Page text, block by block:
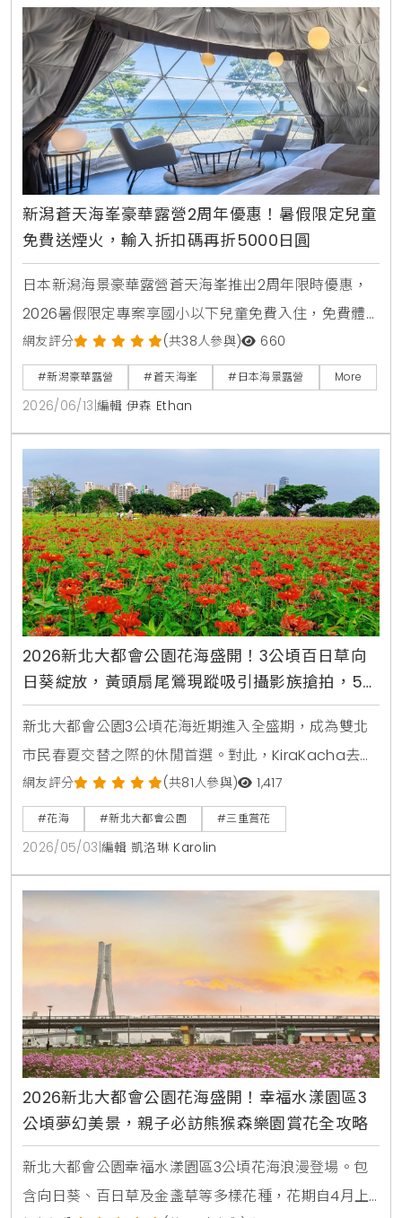
新潟蒼天海峯豪華露營2周年優惠！暑假限定兒童
免費送煙火，輸入折扣碼再折5000日圓
日本新潟海景豪華露營蒼天海峯推出2周年限時優惠，
2026暑假限定專案享國小以下兒童免費入住，免費體
驗日本煙火與撈水球，享受私人海景三溫暖與新潟在地
頂級烤肉。
網友評分 (共38人參與) 660
#新潟豪華露營 #蒼天海峯 #日本海景露營 More
2026/06/13 編輯 伊森 Ethan
2026新北大都會公園花海盛開！3公頃百日草向
日葵綻放，黃頭扇尾鶯現蹤吸引攝影族搶拍，5月
賞花交通攻略
新北大都會公園3公頃花海近期進入全盛期，成為雙北
市民春夏交替之際的休閒首選。對此，KiraKacha去
啦！創辦人梁翔渝表示，這片花海不只是視覺景觀的營
造，更透過百日草等高植株植物，成功建構出適合黃頭
扇尾鶯棲息的微生態系統，這種都市與自然的共生模
式，正是提升休閒生活品質與環境教育價值的關鍵所
在。
網友評分 (共81人參與) 1,417
#花海 #新北大都會公園 #三重賞花
2026/05/03 編輯 凱洛琳 Karolin
2026新北大都會公園花海盛開！幸福水漾園區3
公頃夢幻美景，親子必訪熊猴森樂園賞花全攻略
新北大都會公園幸福水漾園區3公頃花海浪漫登場。包
含向日葵、百日草及金盞草等多樣花種，花期自4月上